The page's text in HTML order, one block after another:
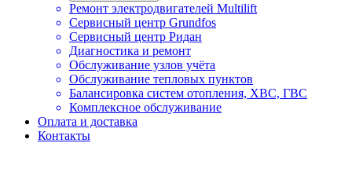
Ремонт электродвигателей Multilift
Сервисный центр Grundfos
Сервисный центр Ридан
Диагностика и ремонт
Обслуживание узлов учёта
Обслуживание тепловых пунктов
Балансировка систем отопления, ХВС, ГВС
Комплексное обслуживание
Оплата и доставка
Контакты